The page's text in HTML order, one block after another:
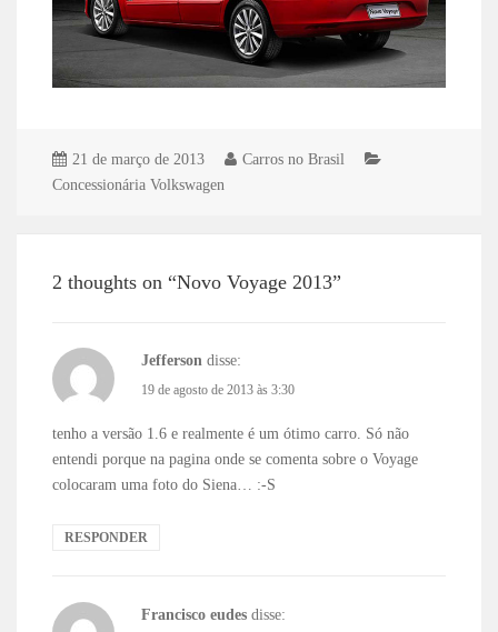
21 de março de 2013
Carros no Brasil
Concessionária Volkswagen
2 thoughts on “Novo Voyage 2013”
Jefferson disse:
19 de agosto de 2013 às 3:30
tenho a versão 1.6 e realmente é um ótimo carro. Só não
entendi porque na pagina onde se comenta sobre o Voyage
colocaram uma foto do Siena… :-S
RESPONDER
Francisco eudes disse: